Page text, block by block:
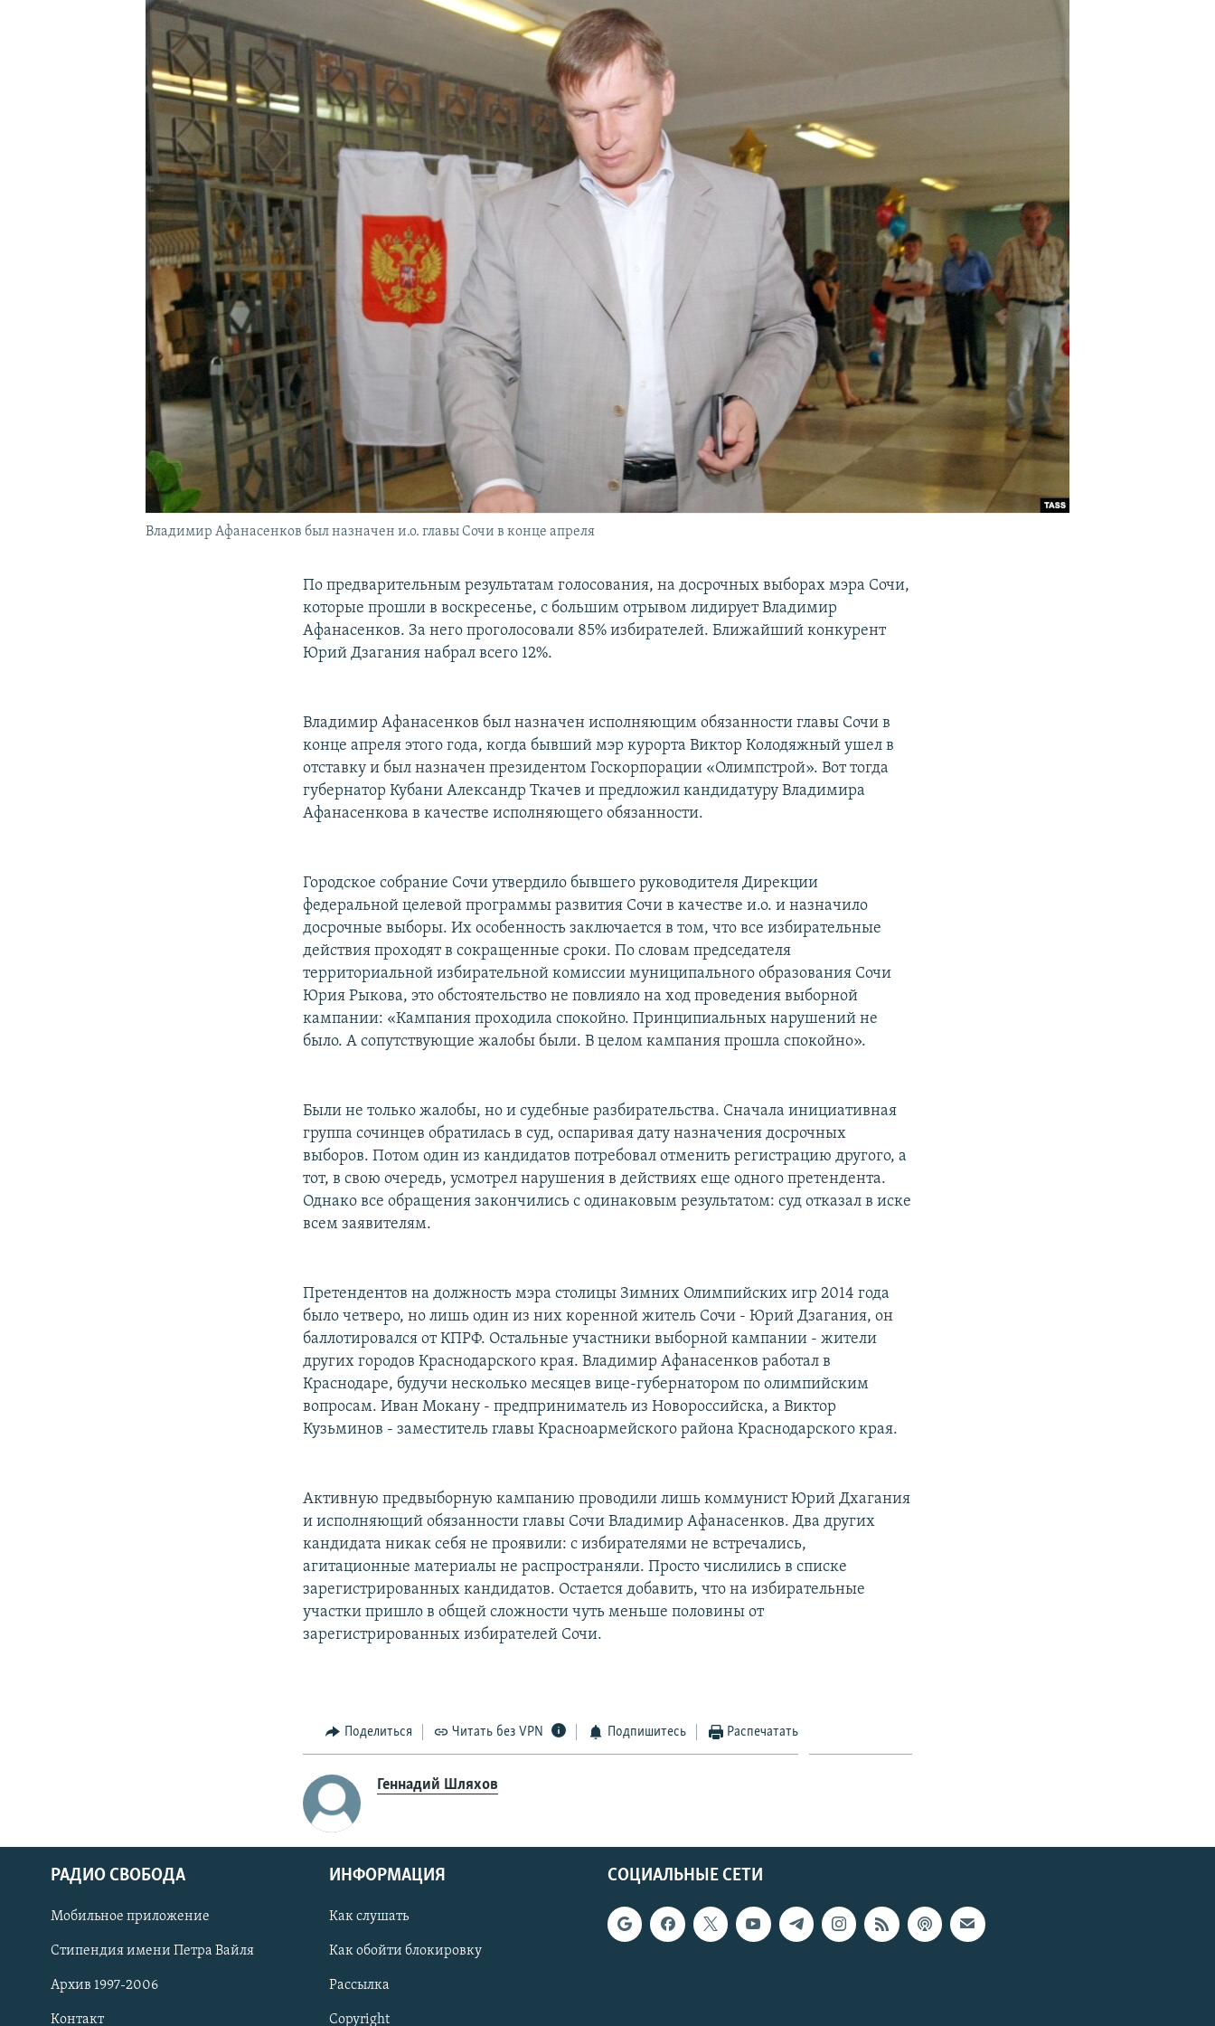
ПОДПИШИТЕСЬ НА РАССЫЛКУ
СОЦИАЛЬНЫЕ СЕТИ
Владимир Афанасенков был назначен и.о. главы Сочи в конце апреля
По предварительным результатам голосования, на досрочных выборах мэра Сочи,
которые прошли в воскресенье, с большим отрывом лидирует Владимир
Афанасенков. За него проголосовали 85% избирателей. Ближайший конкурент
Юрий Дзагания набрал всего 12%.
Владимир Афанасенков был назначен исполняющим обязанности главы Сочи в
конце апреля этого года, когда бывший мэр курорта Виктор Колодяжный ушел в
отставку и был назначен президентом Госкорпорации «Олимпстрой». Вот тогда
губернатор Кубани Александр Ткачев и предложил кандидатуру Владимира
Афанасенкова в качестве исполняющего обязанности.
Городское собрание Сочи утвердило бывшего руководителя Дирекции
федеральной целевой программы развития Сочи в качестве и.о. и назначило
досрочные выборы. Их особенность заключается в том, что все избирательные
действия проходят в сокращенные сроки. По словам председателя
территориальной избирательной комиссии муниципального образования Сочи
Юрия Рыкова, это обстоятельство не повлияло на ход проведения выборной
кампании: «Кампания проходила спокойно. Принципиальных нарушений не
было. А сопутствующие жалобы были. В целом кампания прошла спокойно».
Были не только жалобы, но и судебные разбирательства. Сначала инициативная
группа сочинцев обратилась в суд, оспаривая дату назначения досрочных
выборов. Потом один из кандидатов потребовал отменить регистрацию другого, а
тот, в свою очередь, усмотрел нарушения в действиях еще одного претендента.
Однако все обращения закончились с одинаковым результатом: суд отказал в иске
всем заявителям.
Претендентов на должность мэра столицы Зимних Олимпийских игр 2014 года
было четверо, но лишь один из них коренной житель Сочи - Юрий Дзагания, он
баллотировался от КПРФ. Остальные участники выборной кампании - жители
других городов Краснодарского края. Владимир Афанасенков работал в
Краснодаре, будучи несколько месяцев вице-губернатором по олимпийским
вопросам. Иван Мокану - предприниматель из Новороссийска, а Виктор
Кузьминов - заместитель главы Красноармейского района Краснодарского края.
Активную предвыборную кампанию проводили лишь коммунист Юрий Дхагания
и исполняющий обязанности главы Сочи Владимир Афанасенков. Два других
кандидата никак себя не проявили: с избирателями не встречались,
агитационные материалы не распространяли. Просто числились в списке
зарегистрированных кандидатов. Остается добавить, что на избирательные
участки пришло в общей сложности чуть меньше половины от
зарегистрированных избирателей Сочи.
Поделиться Читать без VPN Подпишитесь Распечатать
Геннадий Шляхов
СОЦИАЛЬНЫЕ СЕТИ
РАДИО СВОБОДА
Мобильное приложение
Стипендия имени Петра Вайля
Архив 1997-2006
Контакт
ИНФОРМАЦИЯ
Как слушать
Как обойти блокировку
Рассылка
Copyright